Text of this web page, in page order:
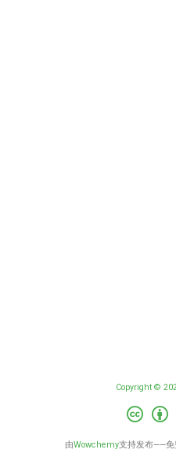
Copyright ©
由Wowchemy支持发布——免